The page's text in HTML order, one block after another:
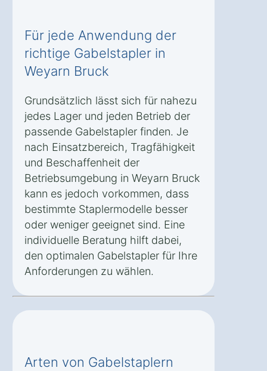
Für jede Anwendung der
richtige Gabelstapler in
Weyarn Bruck
Grundsätzlich lässt sich für nahezu
jedes Lager und jeden Betrieb der
passende Gabelstapler finden. Je
nach Einsatzbereich, Tragfähigkeit
und Beschaffenheit der
Betriebsumgebung in Weyarn Bruck
kann es jedoch vorkommen, dass
bestimmte Staplermodelle besser
oder weniger geeignet sind. Eine
individuelle Beratung hilft dabei,
den optimalen Gabelstapler für Ihre
Anforderungen zu wählen.
Arten von Gabelstaplern